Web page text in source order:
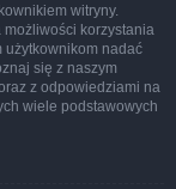
witryny.
korzystania
użytkownikom nadać
się z naszym
z odpowiedziami na
wiele podstawowych